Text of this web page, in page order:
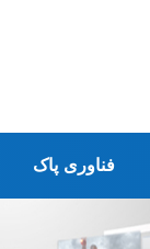
فناوری پاک